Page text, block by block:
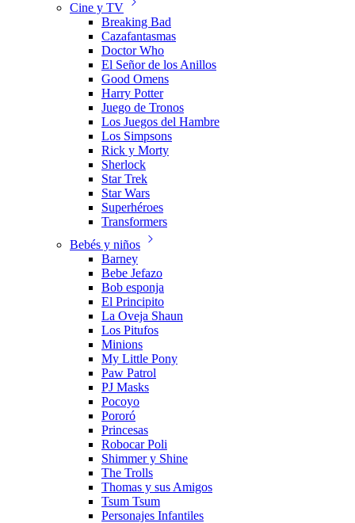
Cine y TV
Breaking Bad
Cazafantasmas
Doctor Who
El Señor de los Anillos
Good Omens
Harry Potter
Juego de Tronos
Los Juegos del Hambre
Los Simpsons
Rick y Morty
Sherlock
Star Trek
Star Wars
Superhéroes
Transformers
Bebés y niños
Barney
Bebe Jefazo
Bob esponja
El Principito
La Oveja Shaun
Los Pitufos
Minions
My Little Pony
Paw Patrol
PJ Masks
Pocoyo
Pororó
Princesas
Robocar Poli
Shimmer y Shine
The Trolls
Thomas y sus Amigos
Tsum Tsum
Personajes Infantiles